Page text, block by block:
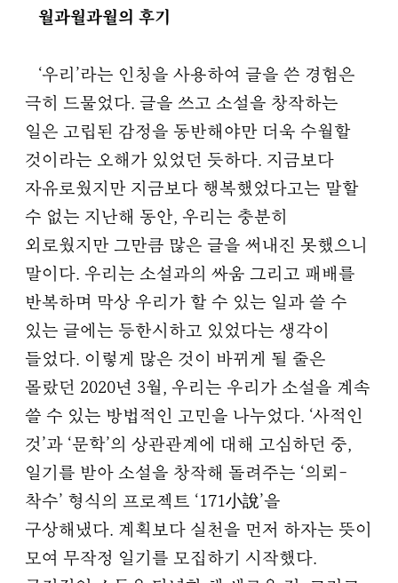
월과월과월의 후기
‘우리’라는 인칭을 사용하여 글을 쓴 경험은
극히 드물었다. 글을 쓰고 소설을 창작하는
일은 고립된 감정을 동반해야만 더욱 수월할
것이라는 오해가 있었던 듯하다. 지금보다
자유로웠지만 지금보다 행복했었다고는 말할
수 없는 지난해 동안, 우리는 충분히
외로웠지만 그만큼 많은 글을 써내진 못했으니
말이다. 우리는 소설과의 싸움 그리고 패배를
반복하며 막상 우리가 할 수 있는 일과 쓸 수
있는 글에는 등한시하고 있었다는 생각이
들었다. 이렇게 많은 것이 바뀌게 될 줄은
몰랐던 2020년 3월, 우리는 우리가 소설을 계속
쓸 수 있는 방법적인 고민을 나누었다. ‘사적인
것’과 ‘문학’의 상관관계에 대해 고심하던 중,
일기를 받아 소설을 창작해 돌려주는 ‘의뢰-
착수’ 형식의 프로젝트 ‘171小說’을
구상해냈다. 계획보다 실천을 먼저 하자는 뜻이
모여 무작정 일기를 모집하기 시작했다.